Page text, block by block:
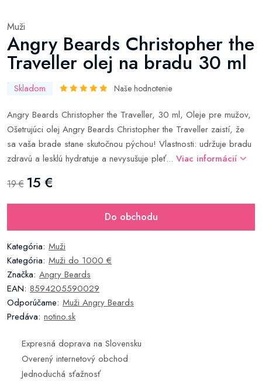
Muži
Angry Beards Christopher the
Traveller olej na bradu 30 ml
Skladom Naše hodnotenie
Angry Beards Christopher the Traveller, 30 ml, Oleje pre mužov,
Ošetrujúci olej Angry Beards Christopher the Traveller zaistí, že
sa vaša brade stane skutočnou pýchou! Vlastnosti: udržuje bradu
zdravú a lesklú hydratuje a nevysušuje pleť... Viac informácií
19 € 15 €
Do obchodu
Kategória: Muži
Kategória: Muži do 1000 €
Značka: Angry Beards
EAN: 8594205590029
Odporúčame: Muži Angry Beards
Predáva: notino.sk
Expresná doprava na Slovensku
Overený internetový obchod
Jednoduchá sťažnosť